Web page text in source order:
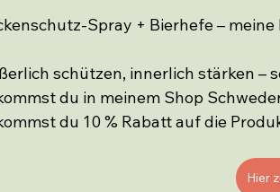
Spray + Bierhefe –
schützen, innerlich stärken –
du in meinem Shop
du 10 % Rabatt auf die
Hier